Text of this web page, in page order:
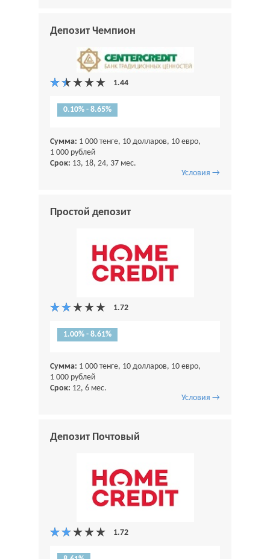
Депозит Чемпион
0.10% - 8.65%
Сумма: 1 000 тенге, 10 долларов, 10 евро,
1 000 рублей
Срок: 13, 18, 24, 37 мес.
Условия →
Простой депозит
1.00% - 8.61%
Сумма: 1 000 тенге, 10 долларов, 10 евро,
1 000 рублей
Срок: 12, 6 мес.
Условия →
Депозит Почтовый